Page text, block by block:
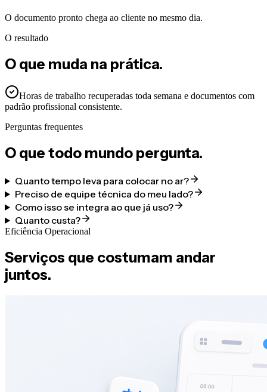
O documento pronto chega ao cliente no mesmo dia.
O resultado
O que muda na prática.
Horas de trabalho recuperadas toda semana e documentos com
padrão profissional consistente.
Perguntas frequentes
O que todo mundo pergunta.
Quanto tempo leva para colocar no ar?
Preciso de equipe técnica do meu lado?
Como isso se integra ao que já uso?
Quanto custa?
Eficiência Operacional
Serviços que costumam andar
juntos.